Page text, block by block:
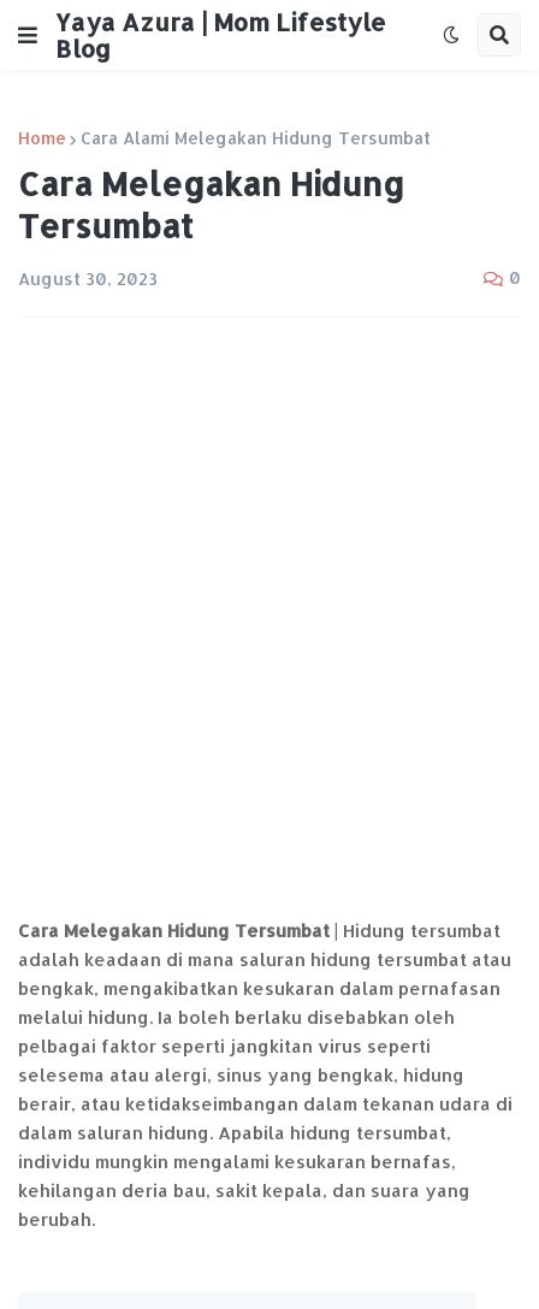
Yaya Azura | Mom Lifestyle
Blog
Home Cara Alami Melegakan Hidung Tersumbat
Cara Melegakan Hidung
Tersumbat
August 30, 2023 0
Cara Melegakan Hidung Tersumbat | Hidung tersumbat
adalah keadaan di mana saluran hidung tersumbat atau
bengkak, mengakibatkan kesukaran dalam pernafasan
melalui hidung. Ia boleh berlaku disebabkan oleh
pelbagai faktor seperti jangkitan virus seperti
selesema atau alergi, sinus yang bengkak, hidung
berair, atau ketidakseimbangan dalam tekanan udara di
dalam saluran hidung. Apabila hidung tersumbat,
individu mungkin mengalami kesukaran bernafas,
kehilangan deria bau, sakit kepala, dan suara yang
berubah.